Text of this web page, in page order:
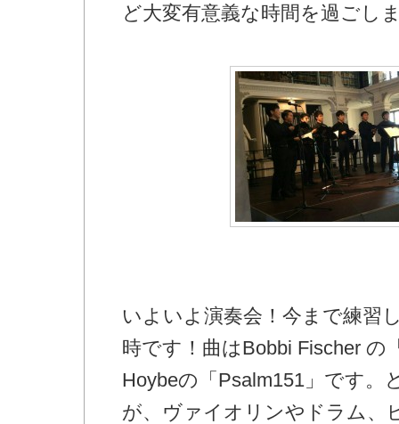
ど大変有意義な時間を過ごし
いよいよ演奏会！今まで練習
時です！曲はBobbi Fischer の
Hoybeの「Psalm151」です。
が、ヴァイオリンやドラム、